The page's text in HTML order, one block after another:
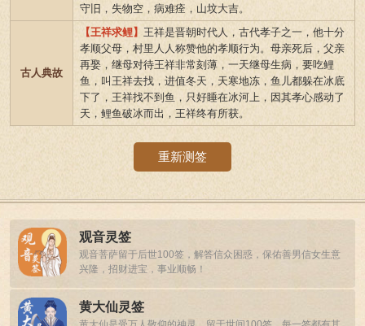
守旧，失物空，病难痊，山坟大吉。
古人典故
【王祥求鲤】 王祥是晋朝时代人，古代孝子之一，他十分
孝顺父母，村里人人称赞他的孝顺行为。母亲死后，父亲
再娶，继母对待王祥非常刻薄，一天继母生病，要吃鲤
鱼，叫王祥去找，进值冬天，天寒地冻，鱼儿都躲在冰底
下了，王祥找不到鱼，只好睡在冰河上，因其孝心感动了
天，鲤鱼破冰而出，王祥终有所获。
重新测签
观音灵签
观音菩萨留于后世100签，解答信众困惑，保佑善男信女生意
兴隆，招财进宝，事业顺畅！
黄大仙灵签